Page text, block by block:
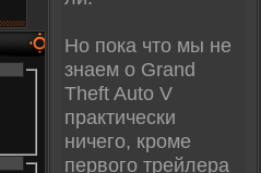
Но пока что мы не
знаем о Grand
Theft Auto V
практически
ничего, кроме
первого трейлера